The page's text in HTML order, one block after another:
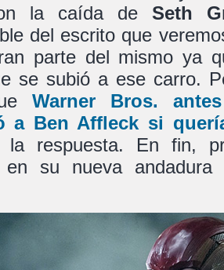
la caída deSeth
del escrito que
parte del mismo ya
se subió a ese carro.
Warner Bros.
a Ben Afflecksi
la respuesta. En fin,
su nueva